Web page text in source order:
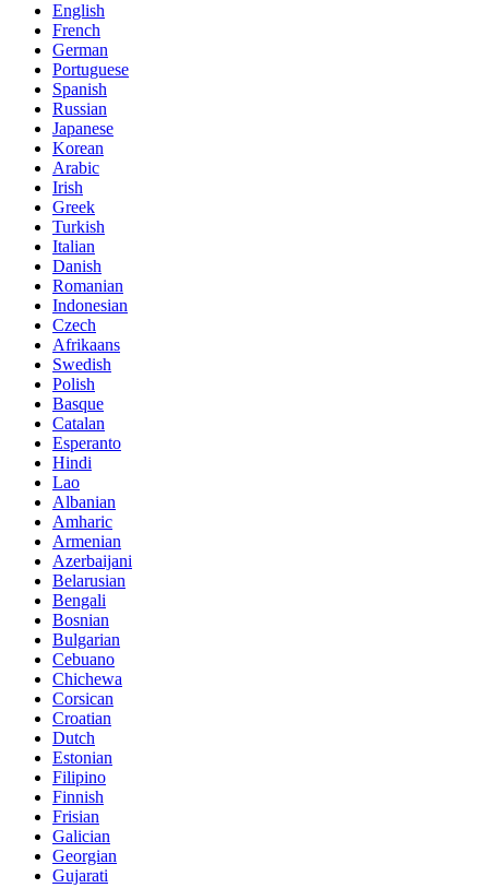
English
French
German
Portuguese
Spanish
Russian
Japanese
Korean
Arabic
Irish
Greek
Turkish
Italian
Danish
Romanian
Indonesian
Czech
Afrikaans
Swedish
Polish
Basque
Catalan
Esperanto
Hindi
Lao
Albanian
Amharic
Armenian
Azerbaijani
Belarusian
Bengali
Bosnian
Bulgarian
Cebuano
Chichewa
Corsican
Croatian
Dutch
Estonian
Filipino
Finnish
Frisian
Galician
Georgian
Gujarati